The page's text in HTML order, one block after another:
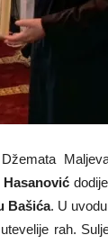
Bašića. U
rah.